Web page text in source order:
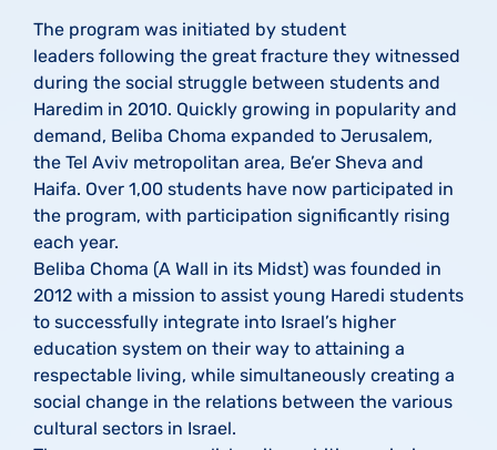
The program was initiated by student
leaders following the great fracture they witnessed
during the social struggle between students and
Haredim in 2010. Quickly growing in popularity and
demand, Beliba Choma expanded to Jerusalem,
the Tel Aviv metropolitan area, Be’er Sheva and
Haifa. Over 1,00 students have now participated in
the program, with participation significantly rising
each year.
Beliba Choma (A Wall in its Midst) was founded in
2012 with a mission to assist young Haredi students
to successfully integrate into Israel’s higher
education system on their way to attaining a
respectable living, while simultaneously creating a
social change in the relations between the various
cultural sectors in Israel.